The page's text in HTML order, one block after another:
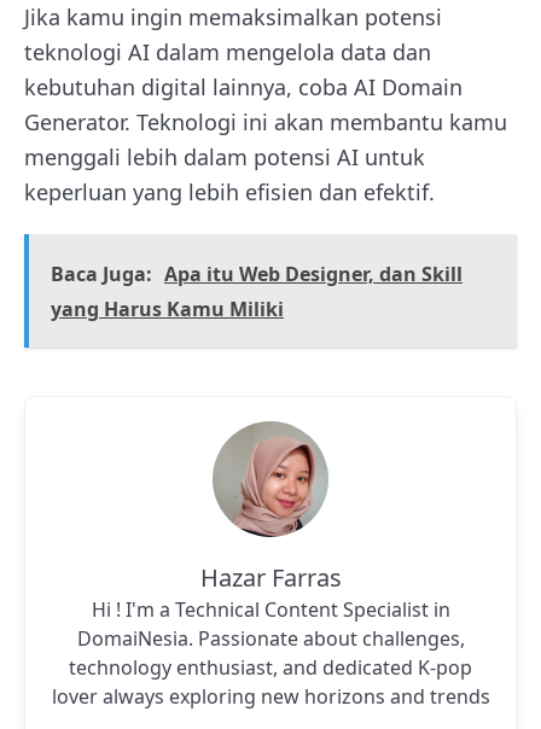
Jika kamu ingin memaksimalkan potensi
teknologi AI dalam mengelola data dan
kebutuhan digital lainnya, coba AI Domain
Generator. Teknologi ini akan membantu kamu
menggali lebih dalam potensi AI untuk
keperluan yang lebih efisien dan efektif.
Baca Juga: Apa itu Web Designer, dan Skill
yang Harus Kamu Miliki
Hazar Farras
Hi ! I'm a Technical Content Specialist in
DomaiNesia. Passionate about challenges,
technology enthusiast, and dedicated K-pop
lover always exploring new horizons and trends